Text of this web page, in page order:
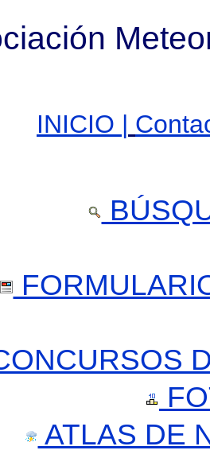
INICIO |
ATLAS DE